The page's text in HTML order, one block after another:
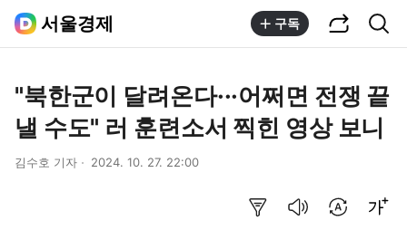
서울경제 구독
"북한군이 달려온다···어쩌면 전쟁 끝
낼 수도" 러 훈련소서 찍힌 영상 보니
김수호 기자 2024. 10. 27. 22:00